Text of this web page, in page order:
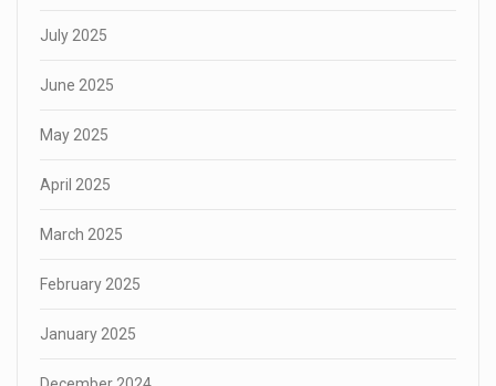
July 2025
June 2025
May 2025
April 2025
March 2025
February 2025
January 2025